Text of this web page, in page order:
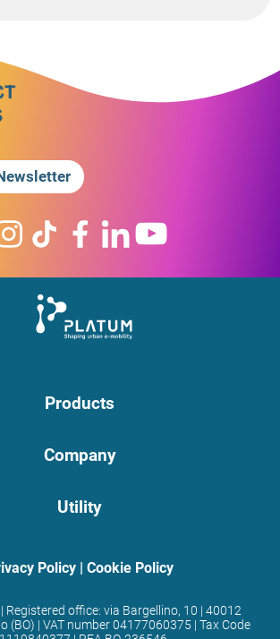
Products
Company
Utility
Policy| Cookie Policy
| Registered office: via Bargellino, 10 | 40012
(BO) | VAT number 04177060375 | Tax Code